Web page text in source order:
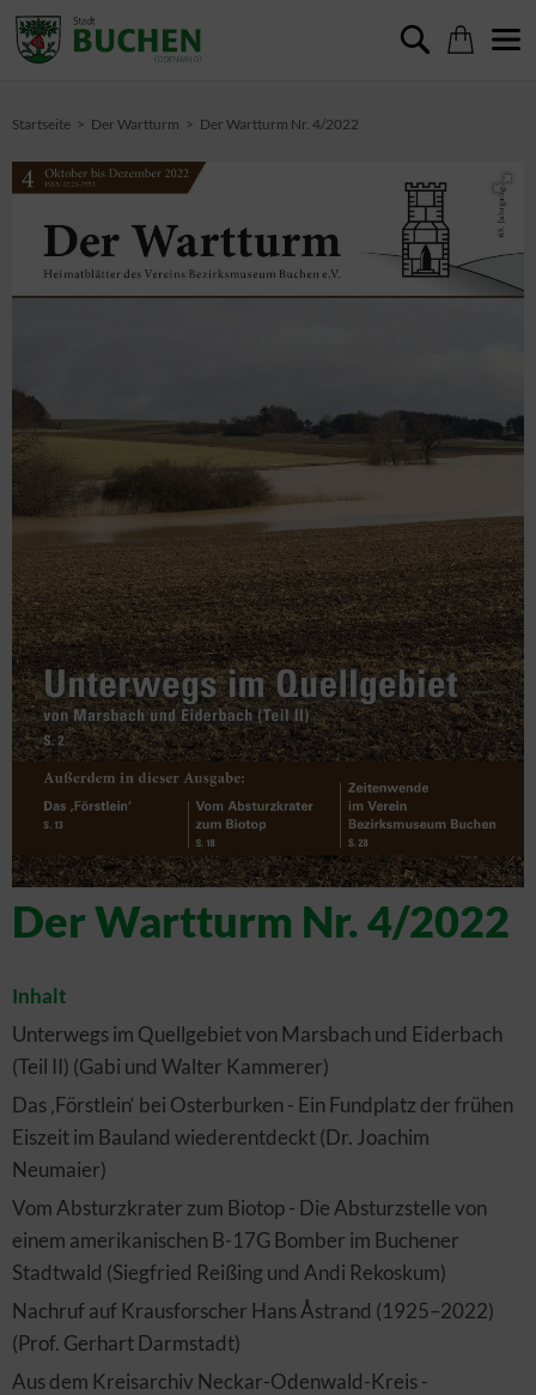
Startseite Der Wartturm Der Wartturm Nr. 4/2022
Der Wartturm Nr. 4/2022
Inhalt
Unterwegs im Quellgebiet von Marsbach und Eiderbach
(Teil II) (Gabi und Walter Kammerer)
Das ‚Förstlein‘ bei Osterburken - Ein Fundplatz der frühen
Eiszeit im Bauland wiederentdeckt (Dr. Joachim
Neumaier)
Vom Absturzkrater zum Biotop - Die Absturzstelle von
einem amerikanischen B-17G Bomber im Buchener
Stadtwald (Siegfried Reißing und Andi Rekoskum)
Nachruf auf Krausforscher Hans Åstrand (1925–2022)
(Prof. Gerhart Darmstadt)
Aus dem Kreisarchiv Neckar-Odenwald-Kreis -